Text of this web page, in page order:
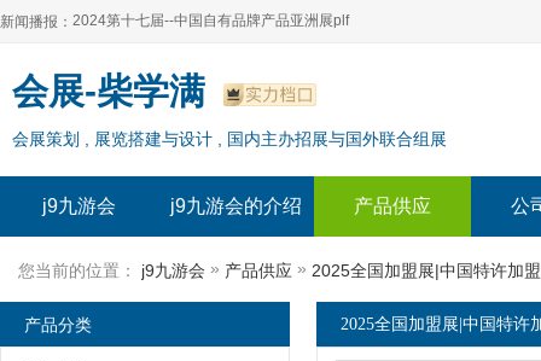
新闻播报：
2024上海自有品牌展--百货展|食品展 零售展|oem展
2024全球自有--品牌产品亚洲展（plf）
2024上海自有品牌展--2024上海oem 贴牌代加工展
2024第十七届--中国自有品牌产品亚洲展plf
2024全球自有--品牌产品亚洲展（plf）
2024年上海--第17届自有品牌展
会展-柴学满
会展策划 , 展览搭建与设计 , 国内主办招展与国外联合组展
j9九游会 j9九游会的介绍 产品供应 公
您当前的位置： j9九游会 » 产品供应 » 2025全国加盟展|中国特许加
2025全国加盟展|中国特许
产品分类